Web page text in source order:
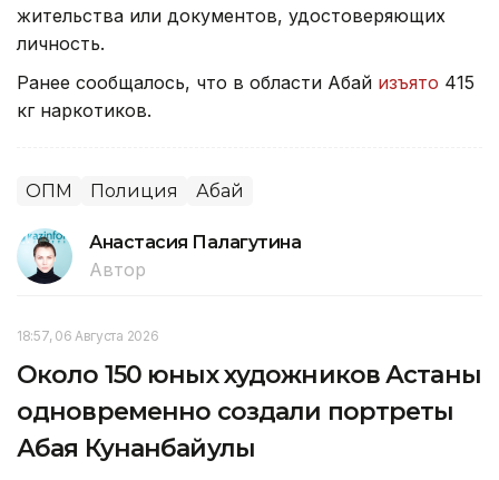
жительства или документов, удостоверяющих
личность.
Ранее сообщалось, что в области Абай изъято 415
кг наркотиков.
ОПМ Полиция Абай
Анастасия Палагутина
Автор
18:57, 06 Августа 2026
Около 150 юных художников Астаны
одновременно создали портреты
Абая Кунанбайулы